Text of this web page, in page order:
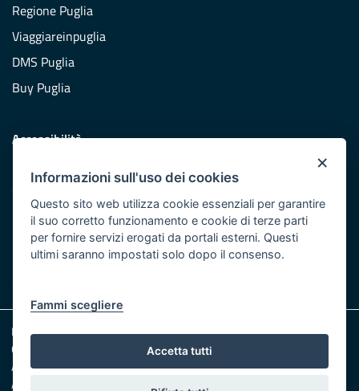
×
Informazioni sull'uso dei cookies
Questo sito web utilizza cookie essenziali per garantire
il suo corretto funzionamento e cookie di terze parti
per fornire servizi erogati da portali esterni. Questi
ultimi saranno impostati solo dopo il consenso.
Fammi scegliere
Accetta tutti
Regione Puglia
Viaggiareinpuglia
DMS Puglia
Buy Puglia
Accessibilità
Redazione
Responsabili pubblicazione
Note legali
Cookie e Privacy
Amministrazione trasparente
Albo pretorio